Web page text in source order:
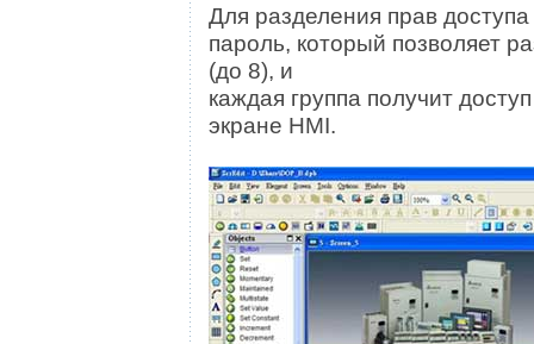
Для разделения прав
пароль, который позволяет
(до 8), и
каждая группа получит
экране HMI.